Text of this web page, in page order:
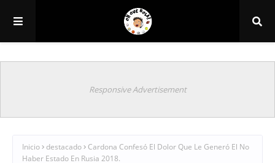
Responsive Advertisement
Inicio destacado
Cardona Confesó El Dolor Que Le Generó El No
Haber Estado En Rusia 2018.